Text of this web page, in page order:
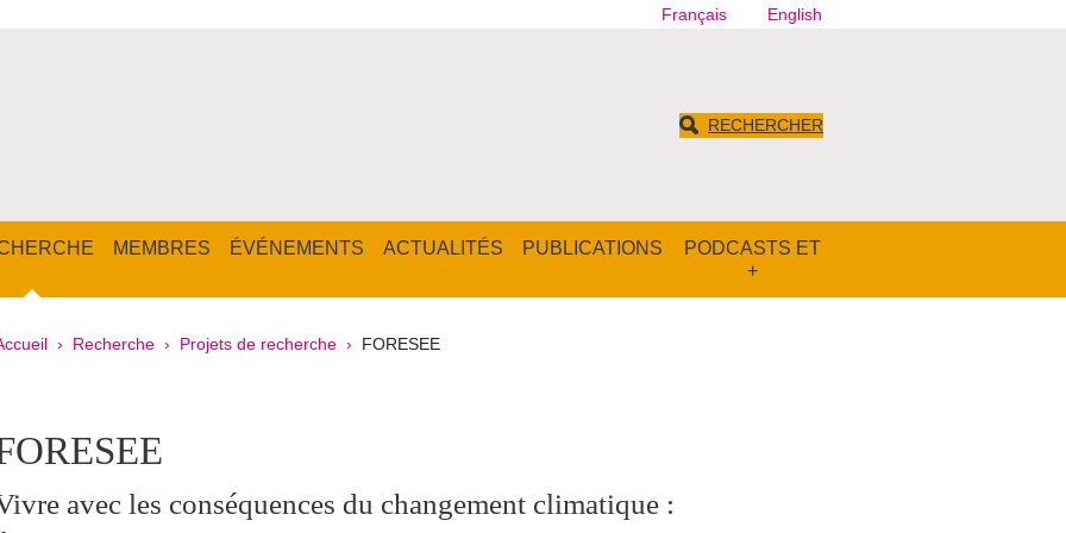
Français English
RECHERCHER
MEMBRES ÉVÉNEMENTS ACTUALITÉS PUBLICATIONS
PODCASTS ET
+
d'Ariane
Recherche Projets de recherche FORESEE
Sidebar
avec les conséquences du changement climatique :